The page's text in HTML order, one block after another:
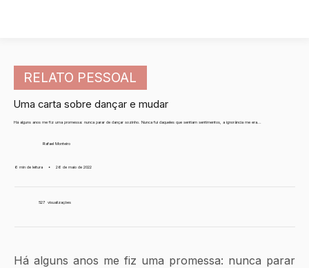
RELATO PESSOAL
Uma carta sobre dançar e mudar
Há alguns anos me fiz uma promessa: nunca parar de dançar sozinho. Nunca fui daqueles que sentiam sentimentos, a ignorância me era...
Rafael Monteiro
6 min de leitura • 26 de maio de 2022
527 visualizações
Há alguns anos me fiz uma promessa: nunca parar